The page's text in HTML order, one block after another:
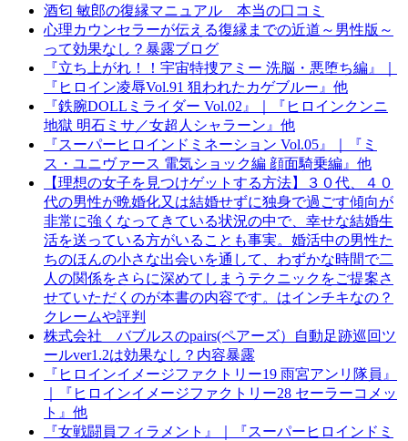
酒匂 敏郎の復縁マニュアル 本当の口コミ
心理カウンセラーが伝える復縁までの近道～男性版～
って効果なし？暴露ブログ
『立ち上がれ！！宇宙特捜アミー 洗脳・悪堕ち編』｜
『ヒロイン凌辱Vol.91 狙われたカゲブルー』他
『鉄腕DOLLミライダー Vol.02』｜『ヒロインクンニ
地獄 明石ミサ／女超人シャラーン』他
『スーパーヒロインドミネーション Vol.05』｜『ミ
ス・ユニヴァース 電気ショック編 顔面騎乗編』他
【理想の女子を見つけゲットする方法】３０代、４０
代の男性が晩婚化又は結婚せずに独身で過ごす傾向が
非常に強くなってきている状況の中で、幸せな結婚生
活を送っている方がいることも事実。婚活中の男性た
ちのほんの小さな出会いを通して、わずかな時間で二
人の関係をさらに深めてしまうテクニックをご提案さ
せていただくのが本書の内容です。はインチキなの？
クレームや評判
株式会社 バブルスのpairs(ペアーズ）自動足跡巡回ツ
ールver1.2は効果なし？内容暴露
『ヒロインイメージファクトリー19 雨宮アンリ隊員』
｜『ヒロインイメージファクトリー28 セーラーコメッ
ト』他
『女戦闘員フィラメント』｜『スーパーヒロインドミ